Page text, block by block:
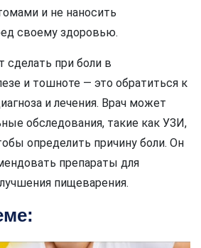
и не наносить
своему здоровью.
сделать при боли в
и тошноте — это обратиться к
и лечения. Врач может
обследования, такие как УЗИ,
определить причину боли. Он
препараты для
пищеварения.